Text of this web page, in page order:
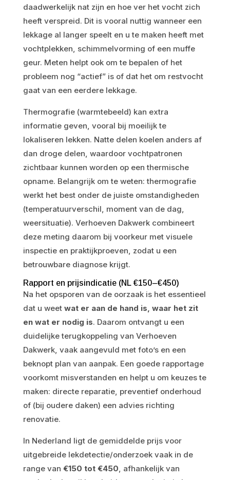
daadwerkelijk nat zijn en hoe ver het vocht zich
heeft verspreid. Dit is vooral nuttig wanneer een
lekkage al langer speelt en u te maken heeft met
vochtplekken, schimmelvorming of een muffe
geur. Meten helpt ook om te bepalen of het
probleem nog “actief” is of dat het om restvocht
gaat van een eerdere lekkage.
Thermografie (warmtebeeld) kan extra
informatie geven, vooral bij moeilijk te
lokaliseren lekken. Natte delen koelen anders af
dan droge delen, waardoor vochtpatronen
zichtbaar kunnen worden op een thermische
opname. Belangrijk om te weten: thermografie
werkt het best onder de juiste omstandigheden
(temperatuurverschil, moment van de dag,
weersituatie). Verhoeven Dakwerk combineert
deze meting daarom bij voorkeur met visuele
inspectie en praktijkproeven, zodat u een
betrouwbare diagnose krijgt.
Rapport en prijsindicatie (NL €150–€450)
Na het opsporen van de oorzaak is het essentieel
dat u weet wat er aan de hand is, waar het zit
en wat er nodig is. Daarom ontvangt u een
duidelijke terugkoppeling van Verhoeven
Dakwerk, vaak aangevuld met foto’s en een
beknopt plan van aanpak. Een goede rapportage
voorkomt misverstanden en helpt u om keuzes te
maken: directe reparatie, preventief onderhoud
of (bij oudere daken) een advies richting
renovatie.
In Nederland ligt de gemiddelde prijs voor
uitgebreide lekdetectie/onderzoek vaak in de
range van €150 tot €450, afhankelijk van